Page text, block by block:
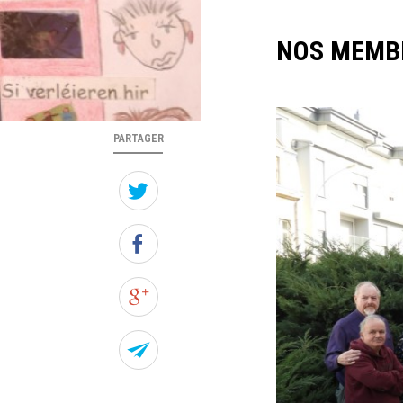
D'ARIANENOS
PARTAGER
Twitter
Facebook
Google+
Forward